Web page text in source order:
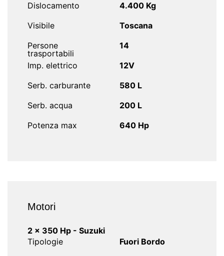
Dislocamento
4.400 Kg
Visibile
Toscana
Persone
trasportabili
14
Imp. elettrico
12V
Serb. carburante
580 L
Serb. acqua
200 L
Potenza max
640 Hp
Motori
2 x 350 Hp - Suzuki
Tipologie
Fuori Bordo